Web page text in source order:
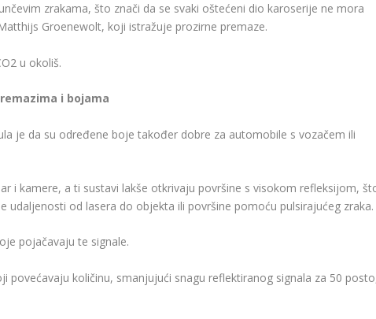
zrakama, što znači da se svaki oštećeni dio karoserije ne mora
Groenewolt, koji istražuje prozirne premaze.
u okoliš.
i bojama
je da su određene boje također dobre za automobile s vozačem ili
i kamere, a ti sustavi lakše otkrivaju površine s visokom refleksijom,
od lasera do objekta ili površine pomoću pulsirajućeg zraka.
pojačavaju te signale.
povećavaju količinu, smanjujući snagu reflektiranog signala za 50